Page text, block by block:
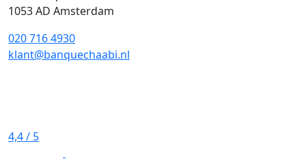
1053 AD Amsterdam
020 716 4930
klant@banquechaabi.nl
4,4/ 5